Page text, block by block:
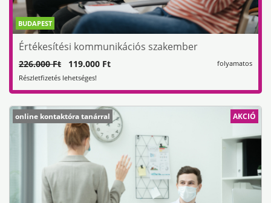
BUDAPEST
Értékesítési kommunikációs szakember
folyamatos
226.000 Ft 119.000 Ft
Részletfizetés lehetséges!
online kontaktóra tanárral AKCIÓ